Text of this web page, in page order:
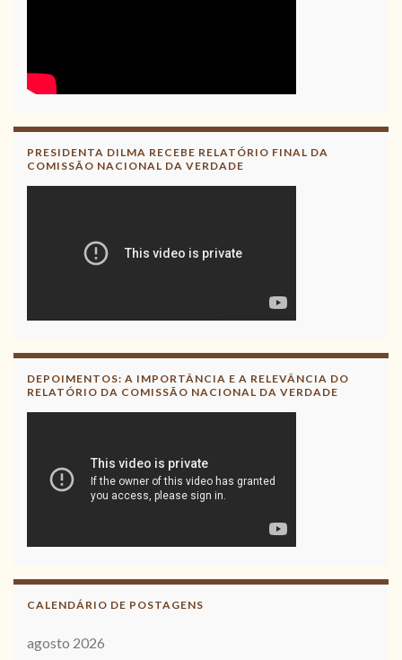
PRESIDENTA DILMA RECEBE RELATÓRIO FINAL DA
COMISSÃO NACIONAL DA VERDADE
DEPOIMENTOS: A IMPORTÂNCIA E A RELEVÂNCIA DO
RELATÓRIO DA COMISSÃO NACIONAL DA VERDADE
CALENDÁRIO DE POSTAGENS
agosto 2026